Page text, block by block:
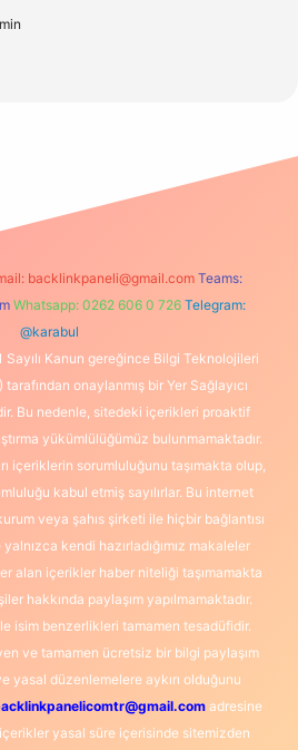
backlinkpaneli@gmail.com Teams:
Whatsapp: 0262 606 0 726 Telegram:
@karabul
Sayılı Kanun gereğince Bilgi Teknolojileri
onaylanmış bir Yer Sağlayıcı
Bu nedenle, sitedeki içerikleri proaktif
yükümlülüğümüz bulunmamaktadır.
içeriklerin sorumluluğunu taşımakta olup,
kabul etmiş sayılırlar. Bu internet
veya şahıs şirketi ile hiçbir bağlantısı
kendi hazırladığımız makaleler
alan içerikler haber niteliği taşımamakta
hakkında paylaşım yapılmamaktadır.
isim benzerlikleri tamamen tesadüfidir.
ve tamamen ücretsiz bir bilgi paylaşım
yasal düzenlemelere aykırı olduğunu
adresine
yasal süre içerisinde sitemizden